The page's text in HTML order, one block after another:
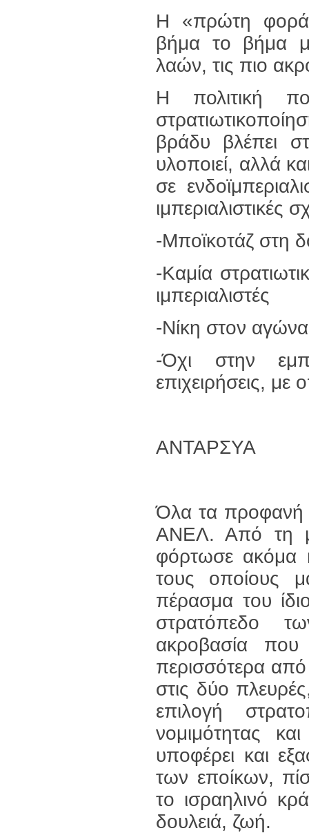
Η «πρώτη φορά
βήμα το βήμα
λαών, τις πιο
Η πολιτική
βράδυ βλέπει
υλοποιεί, αλλά
σε
ιμπεριαλιστικές
-Μποϊκοτάζ στη
-Καμία
ιμπεριαλιστές
-Νίκη στον αγώνα
-Όχι στην
επιχειρήσεις, με
ΑΝΤΑΡΣΥΑ
Όλα τα προφανή
ΑΝΕΛ. Από τη
φόρτωσε ακόμα
τους οποίους
πέρασμα του
στρατόπεδο
ακροβασία που
περισσότερα
στις δύο
επιλογή
νομιμότητας
υποφέρει και
των εποίκων,
το ισραηλινό
δουλειά, ζωή.